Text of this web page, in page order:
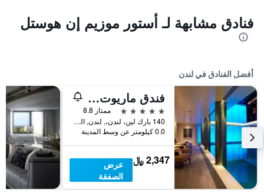
فنادق مشابهة لـ أستور موزيم إن هوستل
أفضل الفنادق في لندن
فندق ماريوت لندن بارك لاين
5 نجوم
ممتاز 8.8
140 بارك لين، لندن،, لندن, المملكة المتحدة
0.0 كيلومتر عن وسط المدينة
2,347 ﷼
عرض
الصفقة